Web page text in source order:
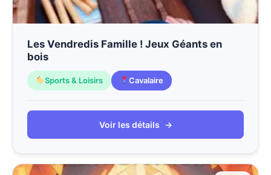
Les Vendredis Famille ! Jeux Géants en
bois
Sports & Loisirs Cavalaire
Voir les détails →